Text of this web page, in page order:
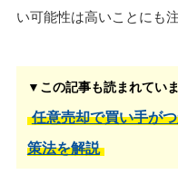
い可能性は高いことにも
▼この記事も読まれてい
任意売却で買い手が
策法を解説